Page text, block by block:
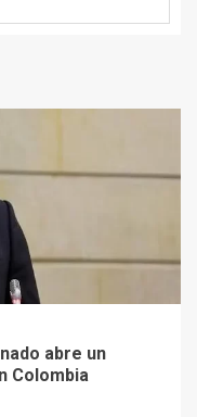
abre un
Colombia